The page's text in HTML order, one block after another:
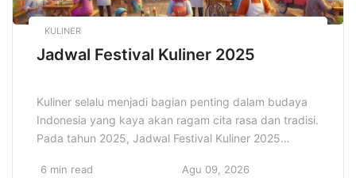
KULINER
Jadwal Festival Kuliner 2025
Kuliner selalu menjadi bagian penting dalam budaya
Indonesia yang kaya akan ragam cita rasa dan tradisi.
Pada tahun 2025, Jadwal Festival Kuliner 2025
menyuguhkan pengalaman gastronomi terbaik dari
6 min read Agu 09, 2026